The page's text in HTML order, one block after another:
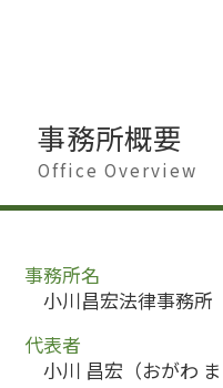
事務所概要
Office Overview
事務所名
小川昌宏法律事務所
代表者
小川 昌宏（おがわ ま